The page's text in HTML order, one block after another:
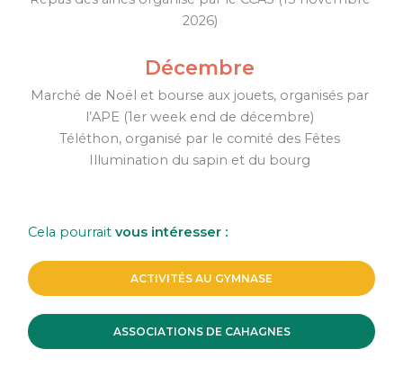
2026)
Décembre
Marché de Noël et bourse aux jouets, organisés par
l’APE (1er week end de décembre)
Téléthon, organisé par le comité des Fêtes
Illumination du sapin et du bourg
Cela pourraitvous intéresser :
ACTIVITÉS AU GYMNASE
ASSOCIATIONS DE CAHAGNES